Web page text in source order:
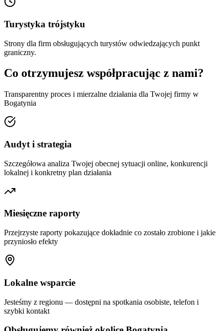
Turystyka trójstyku
Strony dla firm obsługujących turystów odwiedzających punkt
graniczny.
Co otrzymujesz współpracując z nami?
Transparentny proces i mierzalne działania dla Twojej firmy w
Bogatynia
Audyt i strategia
Szczegółowa analiza Twojej obecnej sytuacji online, konkurencji
lokalnej i konkretny plan działania
Miesięczne raporty
Przejrzyste raporty pokazujące dokładnie co zostało zrobione i jakie
przyniosło efekty
Lokalne wsparcie
Jesteśmy z regionu — dostępni na spotkania osobiste, telefon i
szybki kontakt